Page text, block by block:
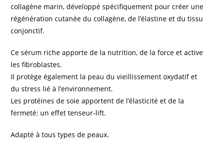
collagène marin, développé spécifiquement pour créer une
régénération cutanée du collagène, de l’élastine et du tissu
conjonctif.
Ce sérum riche apporte de la nutrition, de la force et active
les fibroblastes.
Il protège également la peau du vieillissement oxydatif et
du stress lié à l’environnement.
Les protéines de soie apportent de l’élasticité et de la
fermeté: un effet tenseur-lift.
Adapté à tous types de peaux.